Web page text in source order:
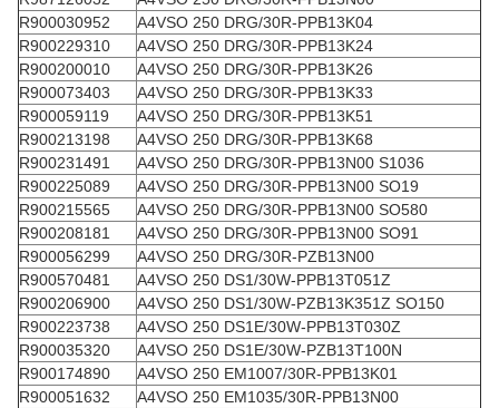
R900030952
A4VSO 250 DRG/30R-PPB13K04
R900229310
A4VSO 250 DRG/30R-PPB13K24
R900200010
A4VSO 250 DRG/30R-PPB13K26
R900073403
A4VSO 250 DRG/30R-PPB13K33
R900059119
A4VSO 250 DRG/30R-PPB13K51
R900213198
A4VSO 250 DRG/30R-PPB13K68
R900231491
A4VSO 250 DRG/30R-PPB13N00 S1036
R900225089
A4VSO 250 DRG/30R-PPB13N00 SO19
R900215565
A4VSO 250 DRG/30R-PPB13N00 SO580
R900208181
A4VSO 250 DRG/30R-PPB13N00 SO91
R900056299
A4VSO 250 DRG/30R-PZB13N00
R900570481
A4VSO 250 DS1/30W-PPB13T051Z
R900206900
A4VSO 250 DS1/30W-PZB13K351Z SO150
R900223738
A4VSO 250 DS1E/30W-PPB13T030Z
R900035320
A4VSO 250 DS1E/30W-PZB13T100N
R900174890
A4VSO 250 EM1007/30R-PPB13K01
R900051632
A4VSO 250 EM1035/30R-PPB13N00